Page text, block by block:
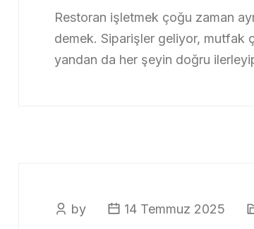
Restoran işletmek çoğu zaman
demek. Siparişler geliyor, mutfak
yandan da her şeyin doğru
by 14 Temmuz 2025